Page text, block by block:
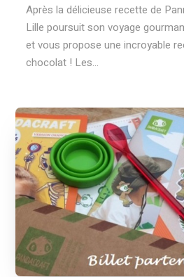
Après la délicieuse recette de
Lille poursuit son voyage
et vous propose une incroyable
chocolat ! Les...